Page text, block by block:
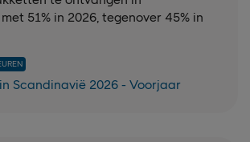
51% in 2026, tegenover 45% in
Scandinavië 2026 - Voorjaar